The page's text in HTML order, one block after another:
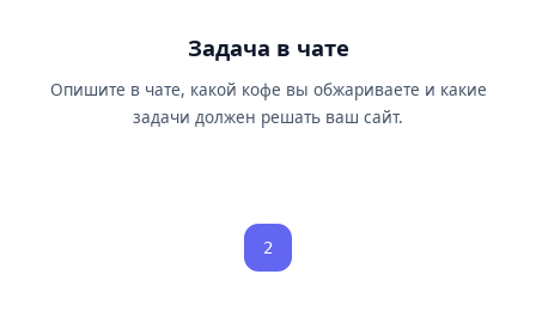
Задача в чате
Опишите в чате, какой кофе вы обжариваете и какие
задачи должен решать ваш сайт.
2